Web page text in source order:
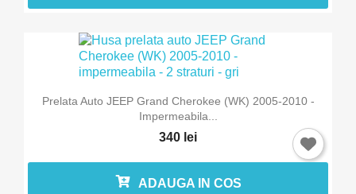
Prelata Auto JEEP Grand Cherokee (WK) 2005-2010 -
Impermeabila...
340 lei
ADAUGA IN COS